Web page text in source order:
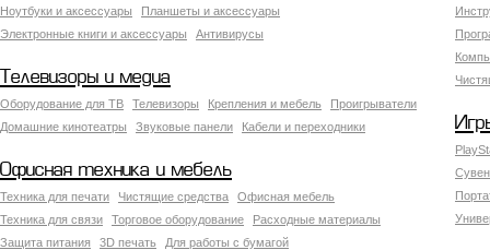
Ноутбуки и аксессуары
Планшеты и аксессуары
Электронные книги и аксессуары
Антивирусы
Телевизоры и медиа
Оборудование для ТВ Телевизоры Крепления и мебель
Проигрыватели
Домашние кинотеатры
Звуковые панели Кабели и переходники
Офисная техника и мебель
Техника для печати Чистящие средства
Офисная мебель
Техника для связи
Торговое оборудование
Расходные материалы
Защита питания
3D печать
Для работы с бумагой